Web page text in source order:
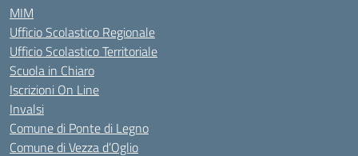
MIM
Ufficio Scolastico Regionale
Ufficio Scolastico Territoriale
Scuola in Chiaro
Iscrizioni On Line
Invalsi
Comune di Ponte di Legno
Comune di Vezza d’Oglio